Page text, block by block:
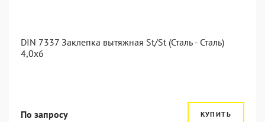
DIN 7337 Заклепка вытяжная St/St (Сталь - Сталь)
4,0x6
По запросу КУПИТЬ